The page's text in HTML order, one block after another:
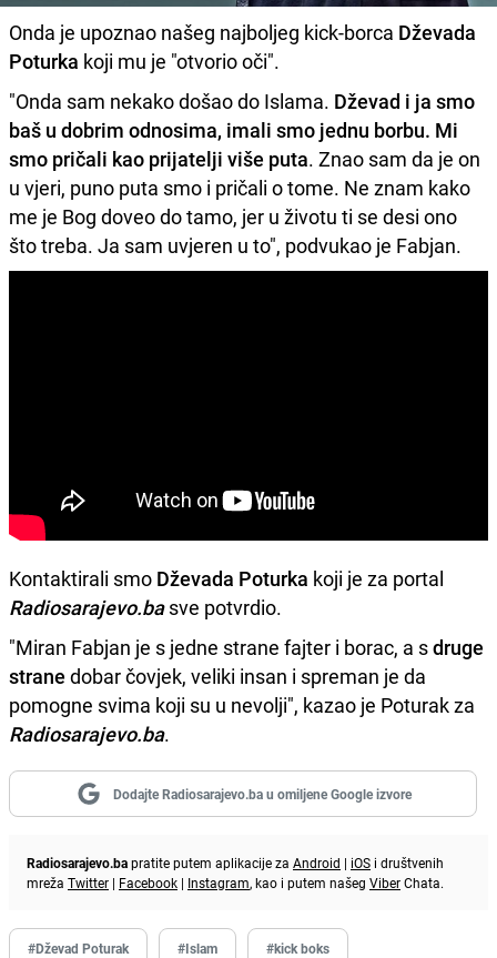
Onda je upoznao našeg najboljeg kick-borca Dževada
Poturka koji mu je "otvorio oči".
"Onda sam nekako došao do Islama. Dževad i ja smo
baš u dobrim odnosima, imali smo jednu borbu. Mi
smo pričali kao prijatelji više puta. Znao sam da je on
u vjeri, puno puta smo i pričali o tome. Ne znam kako
me je Bog doveo do tamo, jer u životu ti se desi ono
što treba. Ja sam uvjeren u to", podvukao je Fabjan.
Kontaktirali smo Dževada Poturka koji je za portal
Radiosarajevo.basve potvrdio.
"Miran Fabjan je s jedne strane fajter i borac, a sdruge
strane dobar čovjek, veliki insan i spreman je da
pomogne svima koji su u nevolji", kazao je Poturak za
Radiosarajevo.ba.
Dodajte Radiosarajevo.ba u omiljene Google izvore
Radiosarajevo.bapratite putem aplikacije za Android | iOS i društvenih
mreža Twitter | Facebook | Instagram, kao i putem našeg ViberChata.
#Dževad Poturak #Islam #kick boks